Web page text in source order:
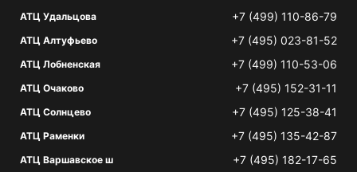
АТЦ Удальцова +7 (499) 110-86-79
АТЦ Алтуфьево +7 (495) 023-81-52
АТЦ Лобненская +7 (499) 110-53-06
АТЦ Очаково +7 (495) 152-31-11
АТЦ Солнцево +7 (495) 125-38-41
АТЦ Раменки +7 (495) 135-42-87
АТЦ Варшавское ш +7 (495) 182-17-65